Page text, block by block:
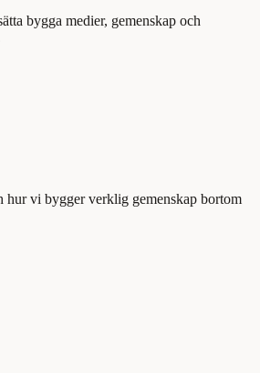
bygga medier, gemenskap och
hur vi bygger verklig gemenskap bortom